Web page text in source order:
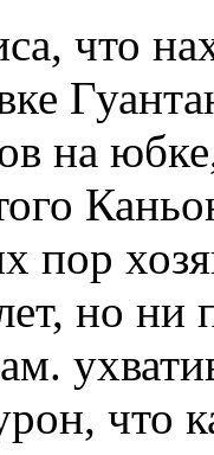
что
на
пор
но ни
что